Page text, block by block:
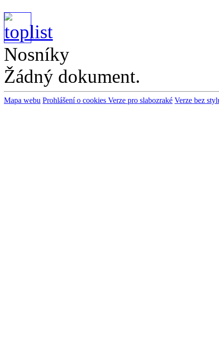
Nosníky
Žádný dokument.
Mapa webu Prohlášení o cookies Verze pro slabozraké Verze bez